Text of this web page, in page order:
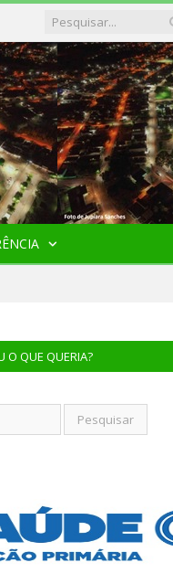
O QUE QUERIA?